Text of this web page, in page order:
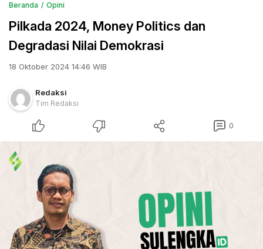
Beranda Opini
Pilkada 2024, Money Politics dan
Degradasi Nilai Demokrasi
18 Oktober 2024 14:46 WIB
Redaksi
Tim Redaksi
0